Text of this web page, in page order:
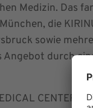
Medizin. Das
die
sowie
Angebot durch